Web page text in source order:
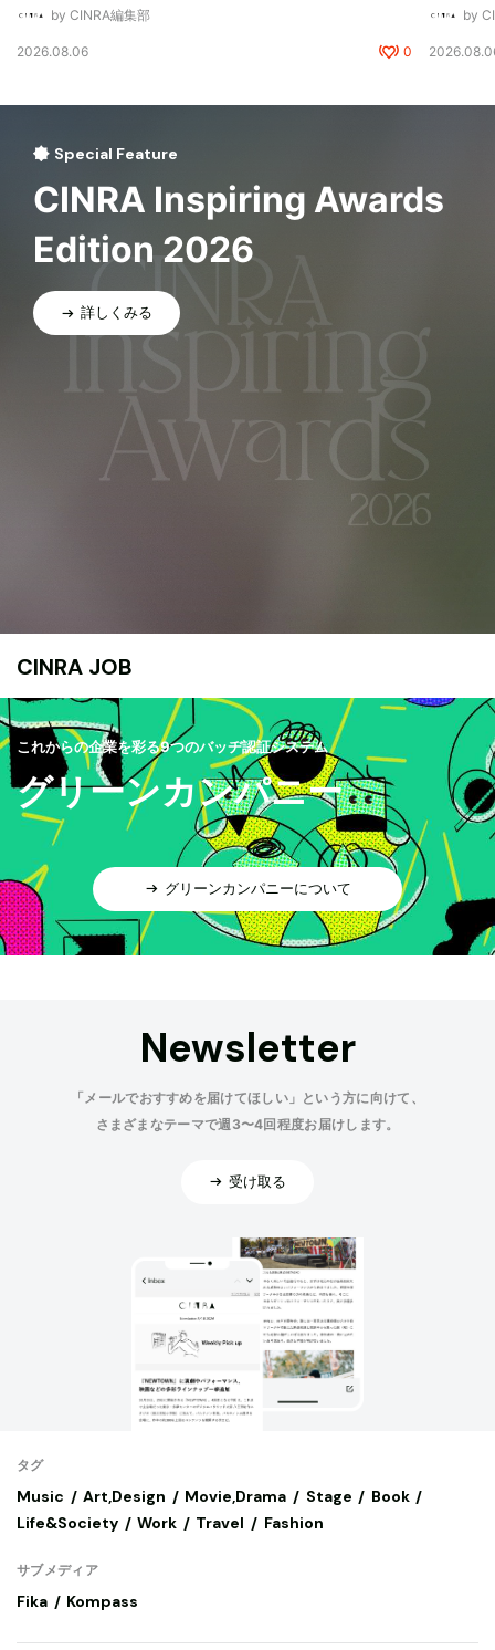
by CINRA編集部
2026.08.06 0
by
Special Feature
CINRA Inspiring Awards
Edition 2026
詳しくみる
CINRA JOB
これからの企業を彩る9つのバッヂ認証システム
グリーンカンパニー
グリーンカンパニーについて
Newsletter
「メールでおすすめを届けてほしい」という方に向けて、
さまざまなテーマで週3〜4回程度お届けします。
受け取る
タグ
Music Art,Design Movie,Drama Stage
Book
Life&Society
Work Travel Fashion
サブメディア
Fika Kompass